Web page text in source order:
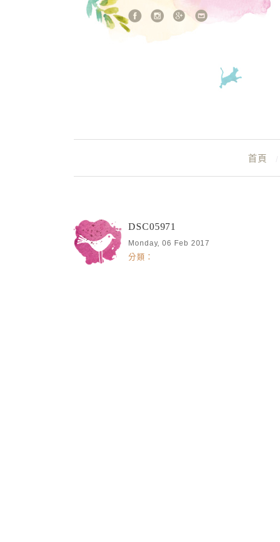
站內搜尋
首頁
DSC05971
Monday, 06 Feb 2017
分類：